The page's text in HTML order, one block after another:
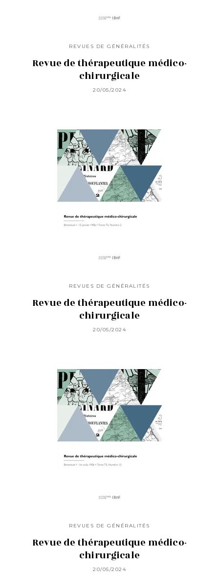
REVUES DE GÉNÉRALITÉS
Revue de thérapeutique médico-
chirurgicale
20/05/2024
REVUES DE GÉNÉRALITÉS
Revue de thérapeutique médico-
chirurgicale
20/05/2024
REVUES DE GÉNÉRALITÉS
Revue de thérapeutique médico-
chirurgicale
20/05/2024